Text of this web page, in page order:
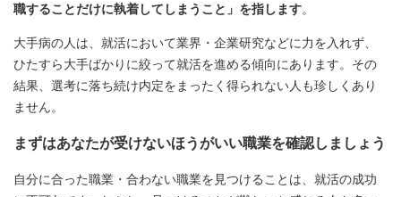
職することだけに執着してしまうこと」を指します。
大手病の人は、就活において業界・企業研究などに力を入れず、
ひたすら大手ばかりに絞って就活を進める傾向にあります。その
結果、選考に落ち続け内定をまったく得られない人も珍しくあり
ません。
まずはあなたが受けないほうがいい職業を確認しましょう
自分に合った職業・合わない職業を見つけることは、就活の成功